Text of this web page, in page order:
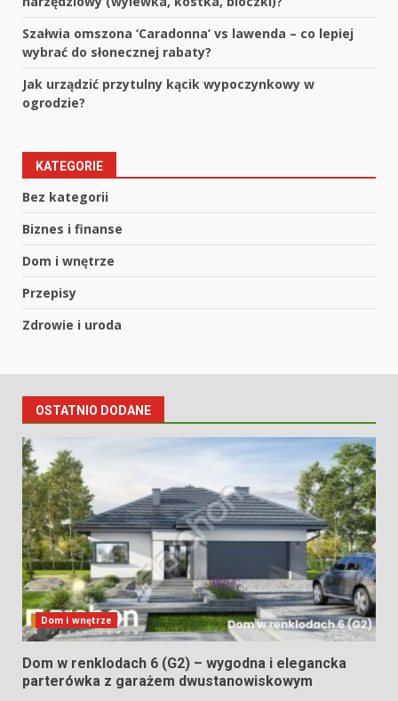
Szałwia omszona ‘Caradonna’ vs lawenda – co lepiej
wybrać do słonecznej rabaty?
Jak urządzić przytulny kącik wypoczynkowy w
ogrodzie?
KATEGORIE
Bez kategorii
Biznes i finanse
Dom i wnętrze
Przepisy
Zdrowie i uroda
OSTATNIO DODANE
Dom i wnętrze
Dom w renklodach 6 (G2) – wygodna i elegancka
parterówka z garażem dwustanowiskowym